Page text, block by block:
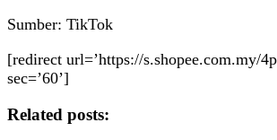
Sumber: TikTok
[redirect url=’https://s.shopee.com.my/
sec=’60’]
Related posts: